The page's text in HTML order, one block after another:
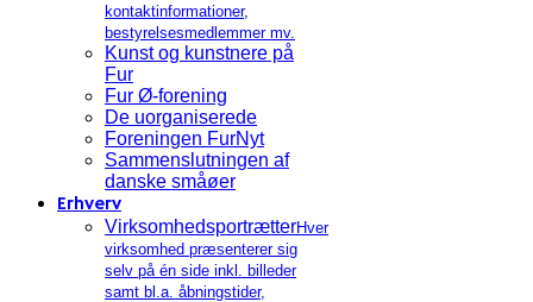
kontaktinformationer,
bestyrelsesmedlemmer mv.
Kunst og kunstnere på
Fur
Fur Ø-forening
De uorganiserede
Foreningen FurNyt
Sammenslutningen af
danske småøer
Erhverv
VirksomhedsportrætterHver
virksomhed præsenterer sig
selv på én side inkl. billeder
samt bl.a. åbningstider,